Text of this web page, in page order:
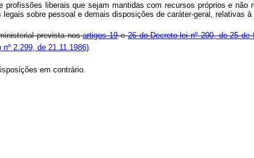
liberais que sejam mantidas com recursos próprios e
sobre pessoal e demais disposições de caráter-geral, relativas
prevista nosartigos 19 e26 do Decreto-lei nº 200, de 25 de
2.299, de 21.11.1986).
em contrário.